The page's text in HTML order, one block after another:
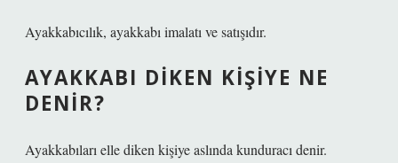
Ayakkabıcılık, ayakkabı imalatı ve satışıdır.
AYAKKABI DIKEN KIŞIYE NE
DENIR?
Ayakkabıları elle diken kişiye aslında kunduracı denir.